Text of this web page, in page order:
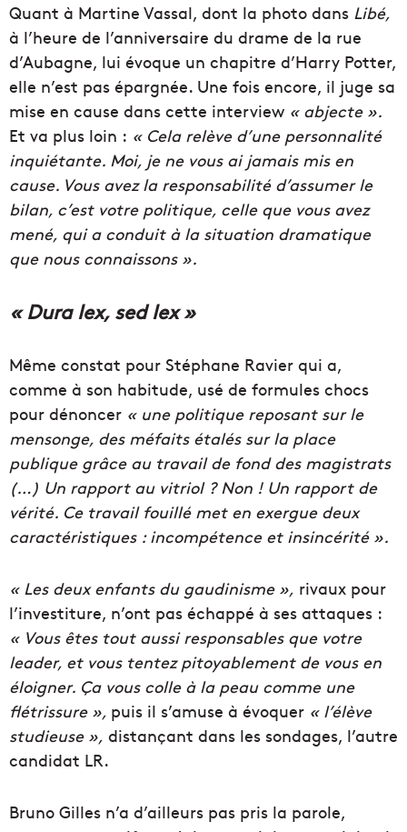
Quant à Martine Vassal, dont la photo dans Libé,
à l’heure de l’anniversaire du drame de la rue
d’Aubagne, lui évoque un chapitre d’Harry Potter,
elle n’est pas épargnée. Une fois encore, il juge sa
mise en cause dans cette interview « abjecte ».
Et va plus loin : « Cela relève d’une personnalité
inquiétante. Moi, je ne vous ai jamais mis en
cause. Vous avez la responsabilité d’assumer le
bilan, c’est votre politique, celle que vous avez
mené, qui a conduit à la situation dramatique
que nous connaissons ».
« Dura lex, sed lex »
Même constat pour Stéphane Ravier qui a,
comme à son habitude, usé de formules chocs
pour dénoncer « une politique reposant sur le
mensonge, des méfaits étalés sur la place
publique grâce au travail de fond des magistrats
(…) Un rapport au vitriol ? Non ! Un rapport de
vérité. Ce travail fouillé met en exergue deux
caractéristiques : incompétence et insincérité ».
« Les deux enfants du gaudinisme », rivaux pour
l’investiture, n’ont pas échappé à ses attaques :
« Vous êtes tout aussi responsables que votre
leader, et vous tentez pitoyablement de vous en
éloigner. Ça vous colle à la peau comme une
flétrissure », puis il s’amuse à évoquer « l’élève
studieuse », distançant dans les sondages, l’autre
candidat LR.
Bruno Gilles n’a d’ailleurs pas pris la parole,